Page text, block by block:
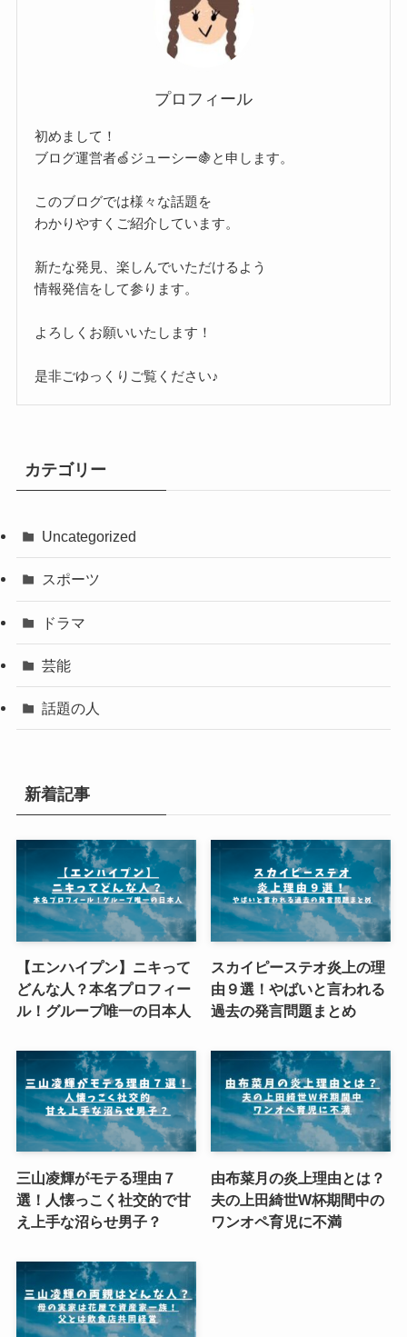
プロフィール
初めまして！
ブログ運営者🍏ジューシー🍇と申します。
このブログでは様々な話題を
わかりやすくご紹介しています。
新たな発見、楽しんでいただけるよう
情報発信をして参ります。
よろしくお願いいたします！
是非ごゆっくりご覧ください♪
カテゴリー
Uncategorized
スポーツ
ドラマ
芸能
話題の人
新着記事
【エンハイプン】ニキって
どんな人？本名プロフィー
ル！グループ唯一の日本人
スカイピーステオ炎上の理
由９選！やばいと言われる
過去の発言問題まとめ
三山凌輝がモテる理由７
選！人懐っこく社交的で甘
え上手な沼らせ男子？
由布菜月の炎上理由とは？
夫の上田綺世W杯期間中の
ワンオペ育児に不満